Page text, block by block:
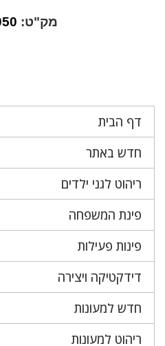
דף הבית
חדש באתר
ריהוט לגני ילדים
פינת המשפחה
פינות פעילות
דידקטיקה ויצירה
חדש למעונות
ריהוט למעונות
מק"ט: